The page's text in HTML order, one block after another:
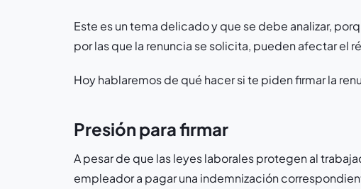
Este es un tema delicado y que se debe analizar,
por las que la renuncia se solicita, pueden afectar el
Hoy hablaremos de qué hacer si te piden firmar la
Presión para firmar
A pesar de que las leyes laborales protegen al
empleador a pagar una indemnización